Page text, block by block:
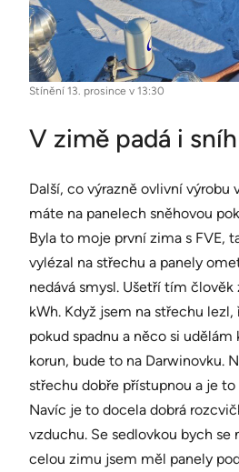
Stínění 13. prosince v 13:30
V zimě padá i sníh
Další, co výrazně ovlivní výrobu
máte na panelech sněhovou
Byla to moje první zima s FVE,
vylézal na střechu a panely
nedává smysl. Ušetří tím
kWh. Když jsem na střechu lezl,
pokud spadnu a něco si udělám
korun, bude to na Darwinovku.
střechu dobře přístupnou a je
Navíc je to docela dobrá
vzduchu. Se sedlovkou bych se
celou zimu jsem měl panely